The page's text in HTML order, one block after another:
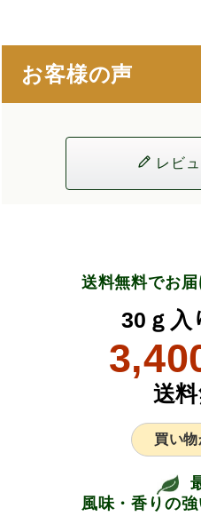
お客様の声
レビ
送料無料でお届
30ｇ入
送
買い
風味・香りの